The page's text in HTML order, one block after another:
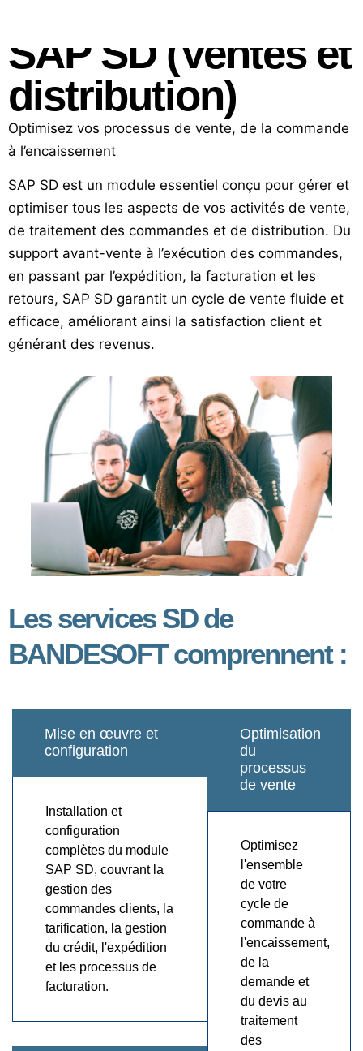
SAP SD (Ventes et
distribution)
Optimisez vos processus de vente, de la commande
à l’encaissement
SAP SD est un module essentiel conçu pour gérer et
optimiser tous les aspects de vos activités de vente,
de traitement des commandes et de distribution. Du
support avant-vente à l’exécution des commandes,
en passant par l’expédition, la facturation et les
retours, SAP SD garantit un cycle de vente fluide et
efficace, améliorant ainsi la satisfaction client et
générant des revenus.
Les services SD de
BANDESOFT comprennent :
Mise en œuvre et
configuration
Installation et
configuration
complètes du module
SAP SD, couvrant la
gestion des
commandes clients, la
tarification, la gestion
du crédit, l'expédition
et les processus de
facturation.
Optimisation
du
processus
de vente
Optimisez
l'ensemble
de votre
cycle de
commande à
l'encaissement,
de la
demande et
du devis au
traitement
des